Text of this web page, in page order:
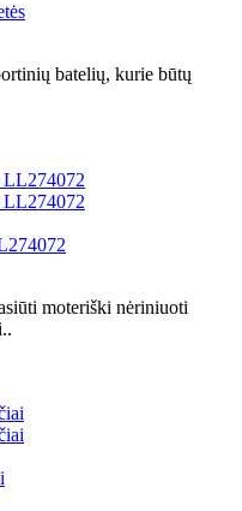
batelių, kurie būtų
moteriški nėriniuoti